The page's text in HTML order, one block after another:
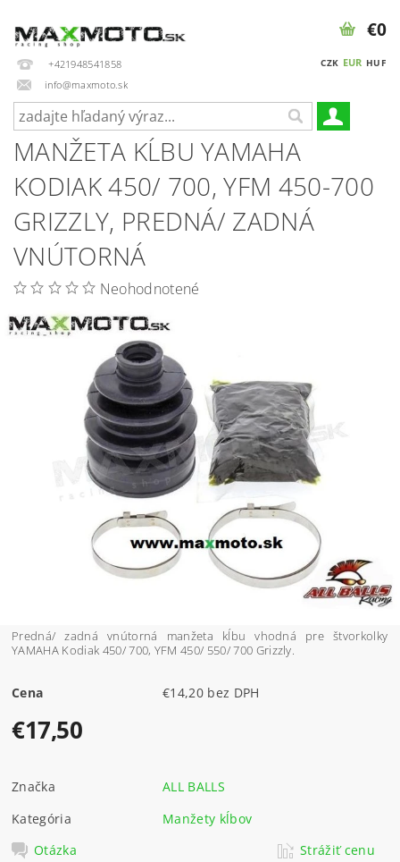
+421948541858
info@maxmoto.sk
CZK EUR HUF
€0
MANŽETA KĹBU YAMAHA
KODIAK 450/ 700, YFM 450-700
GRIZZLY, PREDNÁ/ ZADNÁ
VNÚTORNÁ
Neohodnotené
Predná/ zadná vnútorná manžeta kĺbu vhodná pre štvorkolky
YAMAHA Kodiak 450/ 700, YFM 450/ 550/ 700 Grizzly.
Cena €14,20 bez DPH
€17,50
Značka
ALL BALLS
Kategória
Manžety kĺbov
Otázka
Strážiť cenu